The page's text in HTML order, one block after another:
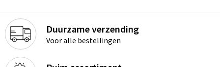
Duurzame verzending
Voor alle bestellingen